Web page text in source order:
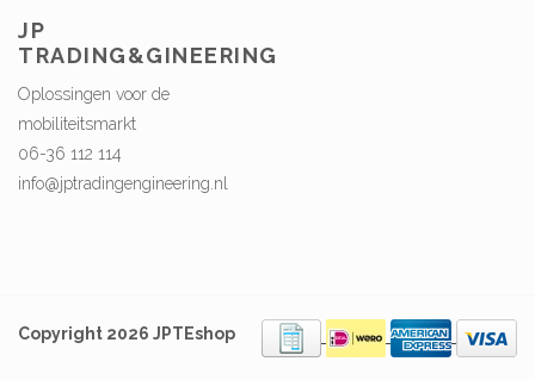
JP
TRADING&GINEERING
Oplossingen voor de
mobiliteitsmarkt
06-36 112 114
info@jptradingengineering.nl
Copyright 2026 JPTEshop